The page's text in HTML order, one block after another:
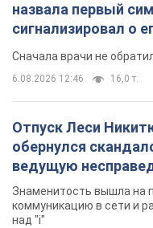
назвала первый
сигнализировал о
Сначала врачи не
6.08.2026 12:46 16,0 т.
Отпуск Леси
обернулся
ведущую
Знаменитость вышла на
коммуникацию в сети и
над "i"